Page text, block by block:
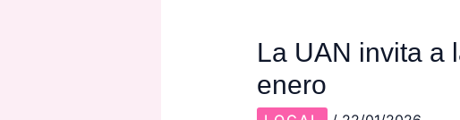
La UAN invita a
enero